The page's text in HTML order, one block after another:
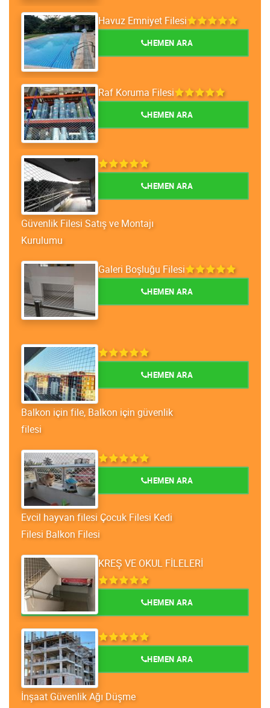
Havuz Emniyet Filesi
HEMEN ARA
Raf Koruma Filesi
HEMEN ARA
Güvenlik Filesi Satış ve Montajı
Kurulumu
HEMEN ARA
Galeri Boşluğu Filesi
HEMEN ARA
Balkon için file, Balkon için güvenlik
filesi
HEMEN ARA
Evcil hayvan filesi Çocuk Filesi Kedi
Filesi Balkon Filesi
HEMEN ARA
KREŞ VE OKUL FİLELERİ
HEMEN ARA
İnşaat Güvenlik Ağı Düşme
HEMEN ARA